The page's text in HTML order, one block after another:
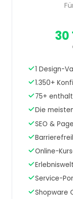
1 Design-
1.350+
75+
Die
SEO &
Online-
Service-
Shopware